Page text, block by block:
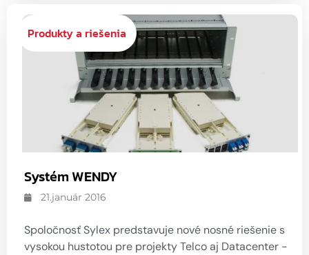
Produkty a riešenia
Systém WENDY
21.január 2016
Spoločnosť Sylex predstavuje nové nosné riešenie s
vysokou hustotou pre projekty Telco aj Datacenter -